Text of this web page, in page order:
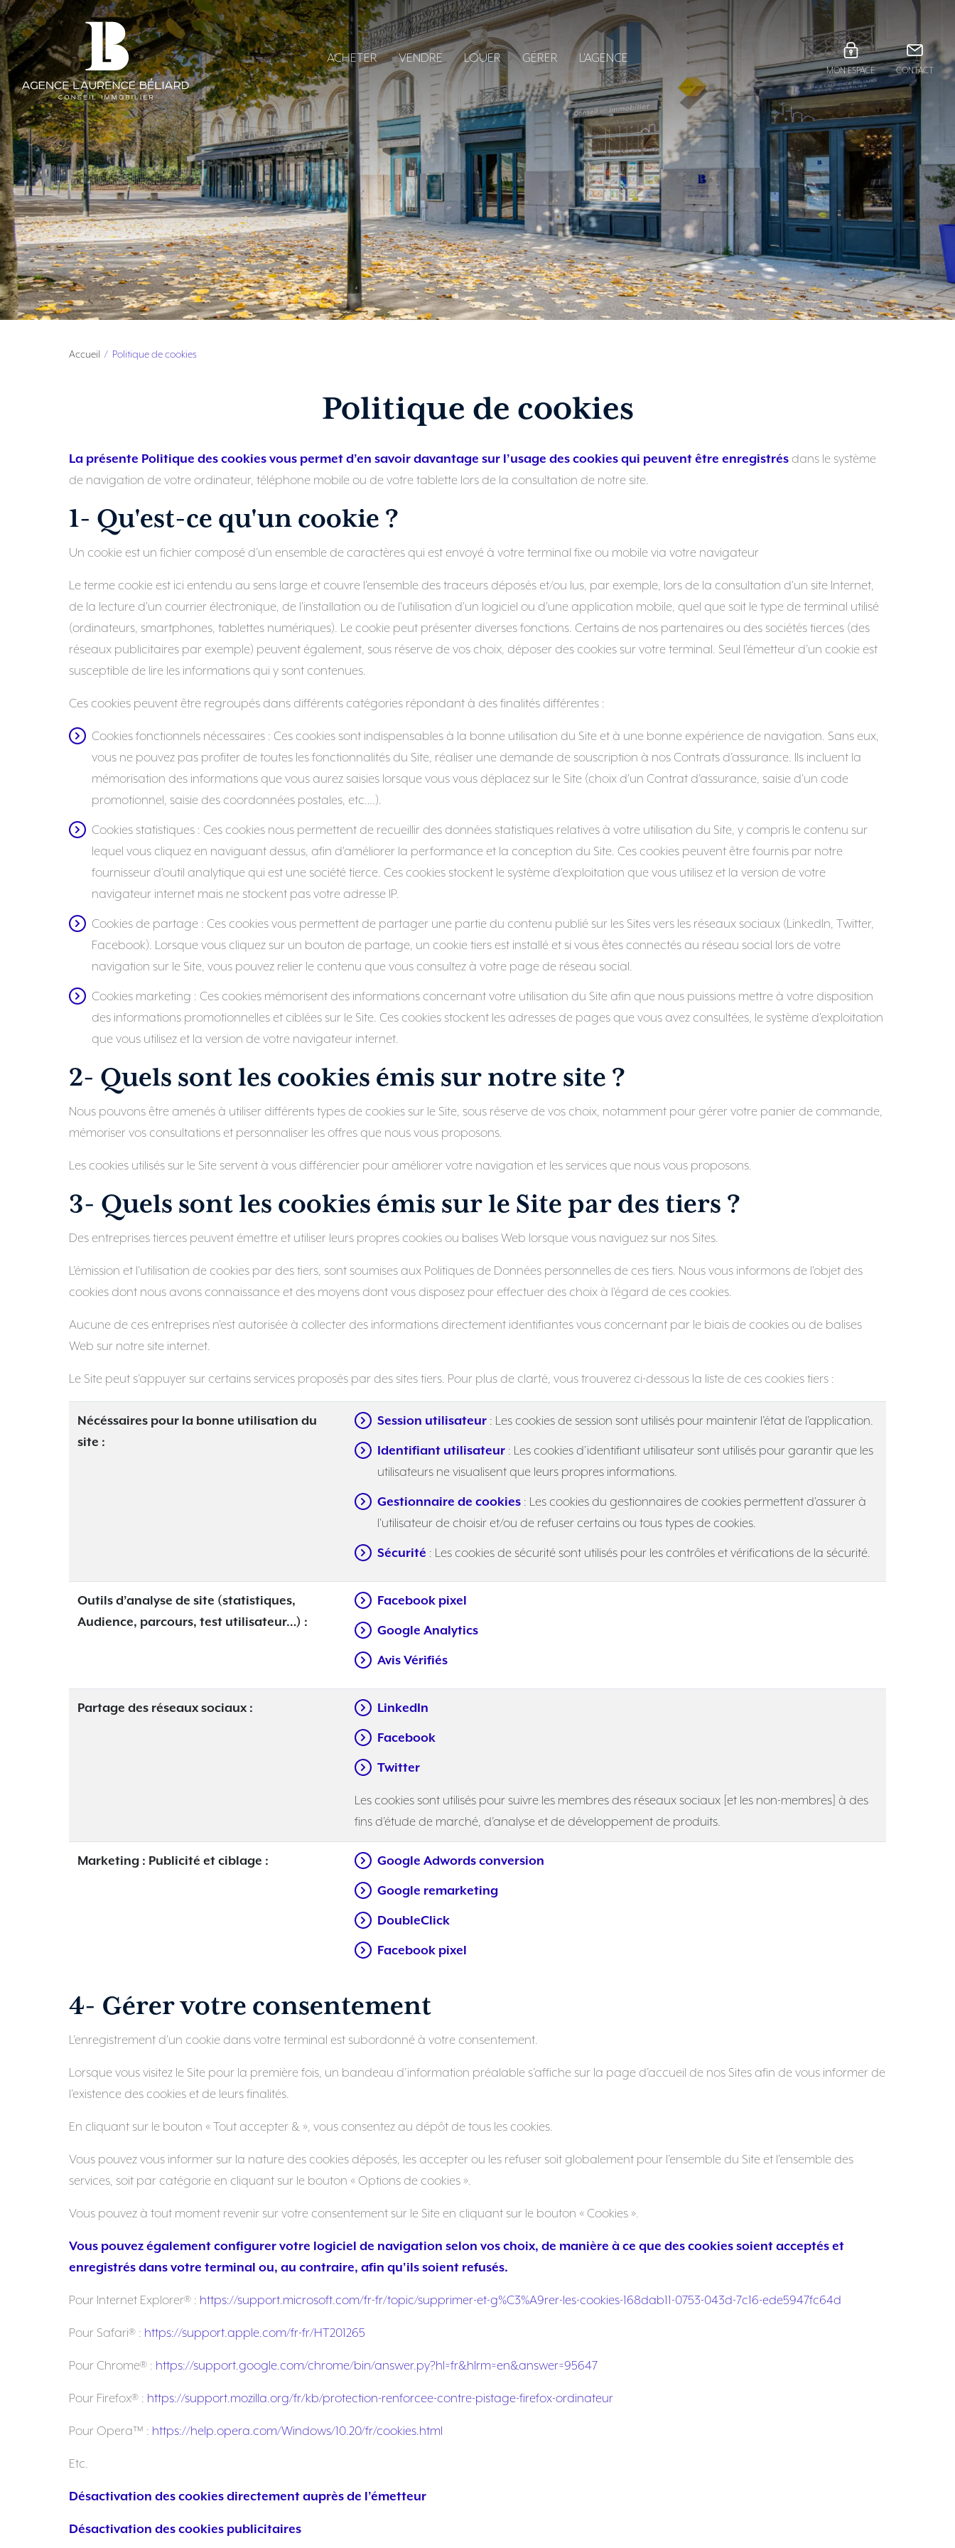
ACHETER VENDRE LOUER GÉRER L'AGENCE
MON ESPACE CONTACT
Accueil Politique de cookies
Politique de cookies
La présente Politique des cookies vous permet d’en savoir davantage sur l’usage des cookies qui peuvent être enregistrés dans le système
de navigation de votre ordinateur, téléphone mobile ou de votre tablette lors de la consultation de notre site.
1- Qu'est-ce qu'un cookie ?
Un cookie est un fichier composé d’un ensemble de caractères qui est envoyé à votre terminal fixe ou mobile via votre navigateur
Le terme cookie est ici entendu au sens large et couvre l'ensemble des traceurs déposés et/ou lus, par exemple, lors de la consultation d'un site Internet,
de la lecture d'un courrier électronique, de l'installation ou de l'utilisation d'un logiciel ou d'une application mobile, quel que soit le type de terminal utilisé
(ordinateurs, smartphones, tablettes numériques). Le cookie peut présenter diverses fonctions. Certains de nos partenaires ou des sociétés tierces (des
réseaux publicitaires par exemple) peuvent également, sous réserve de vos choix, déposer des cookies sur votre terminal. Seul l’émetteur d’un cookie est
susceptible de lire les informations qui y sont contenues.
Ces cookies peuvent être regroupés dans différents catégories répondant à des finalités différentes :
Cookies fonctionnels nécessaires : Ces cookies sont indispensables à la bonne utilisation du Site et à une bonne expérience de navigation. Sans eux,
vous ne pouvez pas profiter de toutes les fonctionnalités du Site, réaliser une demande de souscription à nos Contrats d’assurance. Ils incluent la
mémorisation des informations que vous aurez saisies lorsque vous vous déplacez sur le Site (choix d'un Contrat d’assurance, saisie d'un code
promotionnel, saisie des coordonnées postales, etc….).
Cookies statistiques : Ces cookies nous permettent de recueillir des données statistiques relatives à votre utilisation du Site, y compris le contenu sur
lequel vous cliquez en naviguant dessus, afin d'améliorer la performance et la conception du Site. Ces cookies peuvent être fournis par notre
fournisseur d'outil analytique qui est une société tierce. Ces cookies stockent le système d'exploitation que vous utilisez et la version de votre
navigateur internet mais ne stockent pas votre adresse IP.
Cookies de partage : Ces cookies vous permettent de partager une partie du contenu publié sur les Sites vers les réseaux sociaux (LinkedIn, Twitter,
Facebook). Lorsque vous cliquez sur un bouton de partage, un cookie tiers est installé et si vous êtes connectés au réseau social lors de votre
navigation sur le Site, vous pouvez relier le contenu que vous consultez à votre page de réseau social.
Cookies marketing : Ces cookies mémorisent des informations concernant votre utilisation du Site afin que nous puissions mettre à votre disposition
des informations promotionnelles et ciblées sur le Site. Ces cookies stockent les adresses de pages que vous avez consultées, le système d'exploitation
que vous utilisez et la version de votre navigateur internet.
2- Quels sont les cookies émis sur notre site ?
Nous pouvons être amenés à utiliser différents types de cookies sur le Site, sous réserve de vos choix, notamment pour gérer votre panier de commande,
mémoriser vos consultations et personnaliser les offres que nous vous proposons.
Les cookies utilisés sur le Site servent à vous différencier pour améliorer votre navigation et les services que nous vous proposons.
3- Quels sont les cookies émis sur le Site par des tiers ?
Des entreprises tierces peuvent émettre et utiliser leurs propres cookies ou balises Web lorsque vous naviguez sur nos Sites.
L'émission et l'utilisation de cookies par des tiers, sont soumises aux Politiques de Données personnelles de ces tiers. Nous vous informons de l'objet des
cookies dont nous avons connaissance et des moyens dont vous disposez pour effectuer des choix à l'égard de ces cookies.
Aucune de ces entreprises n'est autorisée à collecter des informations directement identifiantes vous concernant par le biais de cookies ou de balises
Web sur notre site internet.
Le Site peut s’appuyer sur certains services proposés par des sites tiers. Pour plus de clarté, vous trouverez ci-dessous la liste de ces cookies tiers :
Nécéssaires pour la bonne utilisation du
site :
Session utilisateur : Les cookies de session sont utilisés pour maintenir l’état de l’application.
Identifiant utilisateur : Les cookies d’identifiant utilisateur sont utilisés pour garantir que les
utilisateurs ne visualisent que leurs propres informations.
Gestionnaire de cookies : Les cookies du gestionnaires de cookies permettent d'assurer à
l'utilisateur de choisir et/ou de refuser certains ou tous types de cookies.
Sécurité : Les cookies de sécurité sont utilisés pour les contrôles et vérifications de la sécurité.
Outils d’analyse de site (statistiques,
Audience, parcours, test utilisateur…) :
Facebook pixel
Google Analytics
Avis Vérifiés
Partage des réseaux sociaux : LinkedIn
Facebook
Twitter
Les cookies sont utilisés pour suivre les membres des réseaux sociaux [et les non-membres] à des
fins d’étude de marché, d’analyse et de développement de produits.
Marketing : Publicité et ciblage : Google Adwords conversion
Google remarketing
DoubleClick
Facebook pixel
4- Gérer votre consentement
L’enregistrement d’un cookie dans votre terminal est subordonné à votre consentement.
Lorsque vous visitez le Site pour la première fois, un bandeau d’information préalable s’affiche sur la page d’accueil de nos Sites afin de vous informer de
l’existence des cookies et de leurs finalités.
En cliquant sur le bouton « Tout accepter & », vous consentez au dépôt de tous les cookies.
Vous pouvez vous informer sur la nature des cookies déposés, les accepter ou les refuser soit globalement pour l’ensemble du Site et l’ensemble des
services, soit par catégorie en cliquant sur le bouton « Options de cookies ».
Vous pouvez à tout moment revenir sur votre consentement sur le Site en cliquant sur le bouton « Cookies ».
Vous pouvez également configurer votre logiciel de navigation selon vos choix, de manière à ce que des cookies soient acceptés et
enregistrés dans votre terminal ou, au contraire, afin qu'ils soient refusés.
Pour Internet Explorer® : https://support.microsoft.com/fr-fr/topic/supprimer-et-g%C3%A9rer-les-cookies-168dab11-0753-043d-7c16-ede5947fc64d
Pour Safari® : https://support.apple.com/fr-fr/HT201265
Pour Chrome® : https://support.google.com/chrome/bin/answer.py?hl=fr&hlrm=en&answer=95647
Pour Firefox® : https://support.mozilla.org/fr/kb/protection-renforcee-contre-pistage-firefox-ordinateur
Pour Opera™ : https://help.opera.com/Windows/10.20/fr/cookies.html
Etc.
Désactivation des cookies directement auprès de l’émetteur
Désactivation des cookies publicitaires